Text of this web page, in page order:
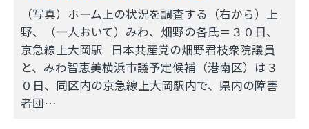
（写真）ホーム上の状況を調査する（右から）上
野、（一人おいて）みわ、畑野の各氏＝３０日、
京急線上大岡駅 日本共産党の畑野君枝衆院議員
と、みわ智恵美横浜市議予定候補（港南区）は３
０日、同区内の京急線上大岡駅内で、県内の障害
者団…